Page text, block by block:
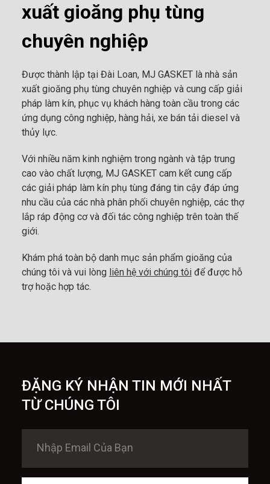
xuất gioăng phụ tùng
chuyên nghiệp
Được thành lập tại Đài Loan, MJ GASKET là nhà sản
xuất gioăng phụ tùng chuyên nghiệp và cung cấp giải
pháp làm kín, phục vụ khách hàng toàn cầu trong các
ứng dụng công nghiệp, hàng hải, xe bán tải diesel và
thủy lực.
Với nhiều năm kinh nghiệm trong ngành và tập trung
cao vào chất lượng, MJ GASKET cam kết cung cấp
các giải pháp làm kín phụ tùng đáng tin cậy đáp ứng
nhu cầu của các nhà phân phối chuyên nghiệp, các thợ
lắp ráp động cơ và đối tác công nghiệp trên toàn thế
giới.
Khám phá toàn bộ danh mục sản phẩm gioăng của
chúng tôi và vui lòng liên hệ với chúng tôiđể được hỗ
trợ hoặc hợp tác.
ĐẶNG KÝ NHẬN TIN MỚI NHẤT
TỪ CHÚNG TÔI